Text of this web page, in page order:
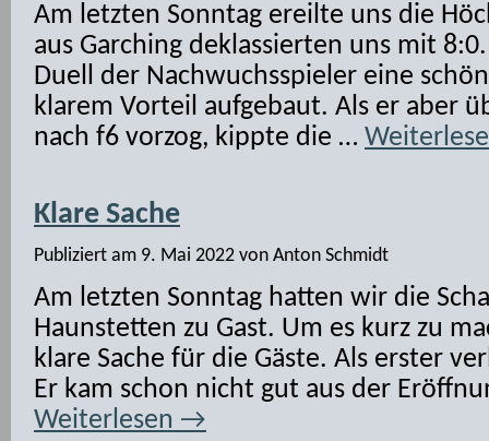
Am letzten Sonntag ereilte uns die
aus Garching deklassierten uns mit
Duell der Nachwuchsspieler eine
klarem Vorteil aufgebaut. Als er aber
nach f6 vorzog, kippte die …
Klare Sache
Publiziert am 9. Mai 2022 von Anton Schmidt
Am letzten Sonntag hatten wir die
Haunstetten zu Gast. Um es kurz zu
klare Sache für die Gäste. Als erster
Er kam schon nicht gut aus der
Weiterlesen →